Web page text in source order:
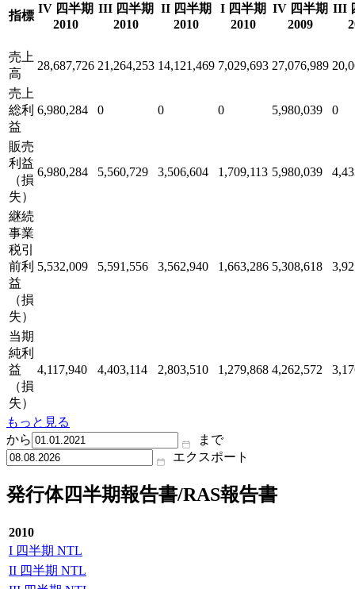
指標
IV 四半期
2010
III 四半期
2010
II 四半期
2010
I 四半期
2010
IV 四半期
2009
III
売上
高
28,687,726 21,264,253 14,121,469 7,029,693 27,076,989
売上
総利
益
6,980,284 0 0 0 5,980,039 0
販売
利益
（損
失）
6,980,284 5,560,729 3,506,604 1,709,113 5,980,039
継続
事業
税引
前利
益
（損
失）
5,532,009 5,591,556 3,562,940 1,663,286 5,308,618
当期
純利
益
（損
失）
4,117,940 4,403,114 2,803,510 1,279,868 4,262,572
もっと見る
から
まで
エクスポート
発行体四半期報告書/RAS報告書
2010
I 四半期 NTL
II 四半期 NTL